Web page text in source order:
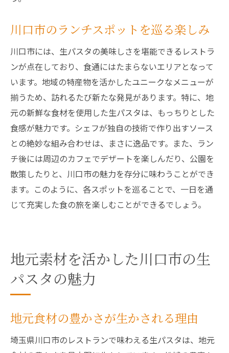
川口市のランチスポットを巡る楽しみ
川口市には、生パスタの美味しさを堪能できるレストラ
ンが点在しており、食通にはたまらないエリアとなって
います。地域の特産物を活かしたユニークなメニューが
揃うため、訪れるたび新たな発見があります。特に、地
元の新鮮な食材を使用した生パスタは、もっちりとした
食感が魅力です。シェフが独自の技術で作り出すソース
との絶妙な組み合わせは、まさに逸品です。また、ラン
チ後には周辺のカフェでデザートを楽しんだり、公園を
散策したりと、川口市の魅力を存分に味わうことができ
ます。このように、各スポットを巡ることで、一日を通
じて充実した食の旅を楽しむことができるでしょう。
地元素材を活かした川口市の生
パスタの魅力
地元食材の豊かさが生かされる理由
埼玉県川口市のレストランで味わえる生パスタは、地元